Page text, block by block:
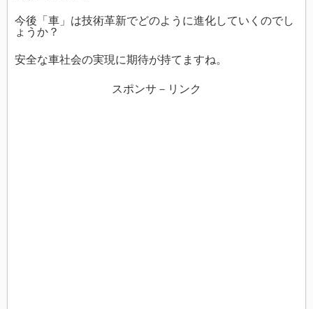
今後「車」は技術革新でどのように進化していくのでし
ょうか？
安全な車社会の実現に期待が持てますね。
スポンサ－リンク